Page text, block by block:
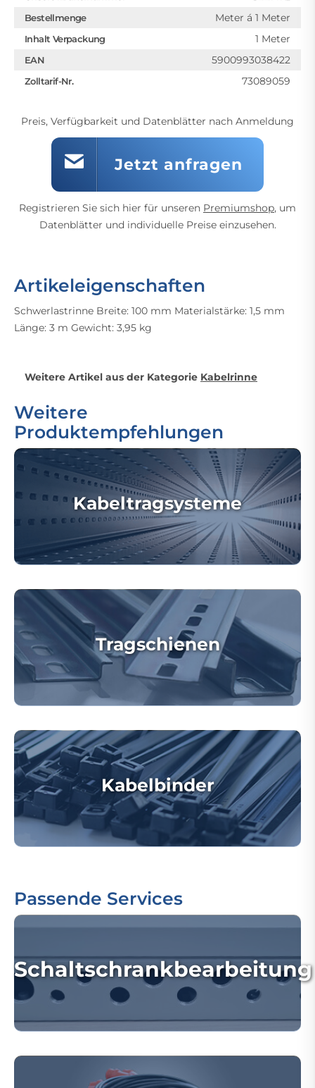
Bestellmenge Meter á 1 Meter
Inhalt Verpackung 1 Meter
EAN 5900993038422
Zolltarif-Nr. 73089059
Preis, Verfügbarkeit und Datenblätter nach Anmeldung
Jetzt anfragen
Registrieren Sie sich hier für unseren Premiumshop, um
Datenblätter und individuelle Preise einzusehen.
Artikeleigenschaften
Schwerlastrinne Breite: 100 mm Materialstärke: 1,5 mm
Länge: 3 m Gewicht: 3,95 kg
Weitere Artikel aus der Kategorie Kabelrinne
Weitere
Produktempfehlungen
Kabeltragsysteme
Tragschienen
Kabelbinder
Passende Services
Schaltschrankbearbeitung